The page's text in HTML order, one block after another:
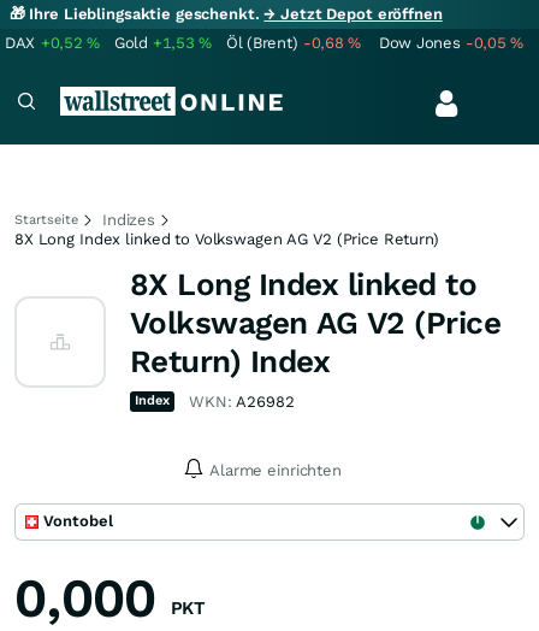
🎁 Ihre Lieblingsaktie geschenkt.→ Jetzt Depot eröffnen
DAX +0,52% Gold +1,53% Öl (Brent) -0,68% Dow Jones -0,05%
Startseite
Indizes
8X Long Index linked to Volkswagen AG V2 (Price Return)
8X Long Index linked to
Volkswagen AG V2 (Price
Return) Index
Index WKN:A26982
Alarme einrichten
Vontobel
0,000 PKT